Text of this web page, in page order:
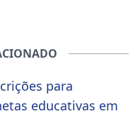
para
educativas em